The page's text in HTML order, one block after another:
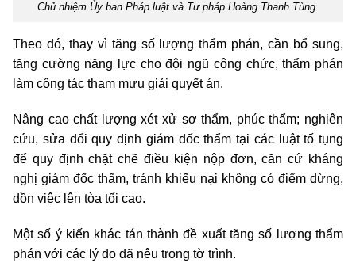
Chủ nhiệm Ủy ban Pháp luật và Tư pháp Hoàng Thanh Tùng.
Theo đó, thay vì tăng số lượng thẩm phán, cần bổ sung,
tăng cường năng lực cho đội ngũ công chức, thẩm phán
làm công tác tham mưu giải quyết án.
Nâng cao chất lượng xét xử sơ thẩm, phúc thẩm; nghiên
cứu, sửa đổi quy định giám đốc thẩm tại các luật tố tụng
để quy định chặt chẽ điều kiện nộp đơn, căn cứ kháng
nghị giám đốc thẩm, tránh khiếu nại không có điểm dừng,
dồn việc lên tòa tối cao.
Một số ý kiến khác tán thành đề xuất tăng số lượng thẩm
phán với các lý do đã nêu trong tờ trình.